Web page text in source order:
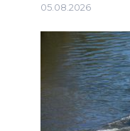
05.08.2026